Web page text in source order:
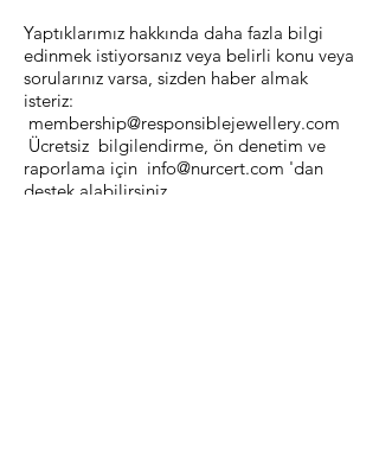
Yaptıklarımız hakkında daha fazla bilgi
edinmek istiyorsanız veya belirli konu veya
sorularınız varsa, sizden haber almak
isteriz:
membership@responsiblejewellery.com
Ücretsiz bilgilendirme, ön denetim ve
raporlama için info@nurcert.com 'dan
destek alabilirsiniz.